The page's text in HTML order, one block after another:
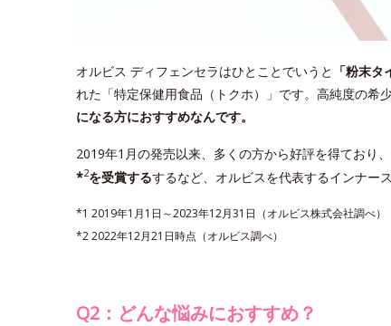
オルビス ディフェンセラはひとことでいうと 「粉末タ
れた「特定保健用食品（トクホ）」です。高純度の希
になる方におすすめなんです。
2019年1月の発売以来、多くの方から好評を得ており、
*2を受賞するするなど、オルビスを代表するインナー
*1 2019年1月1日～2023年12月31日（オルビス株式会社調べ）
*2 2022年12月21日時点（オルビス調べ）
Q2：どんな悩みにおすすめ？